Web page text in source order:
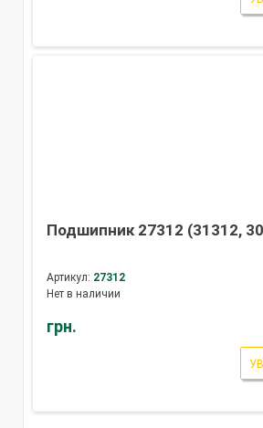
Подшипник 27312 (31312,
Артикул: 27312
Нет в наличии
грн.